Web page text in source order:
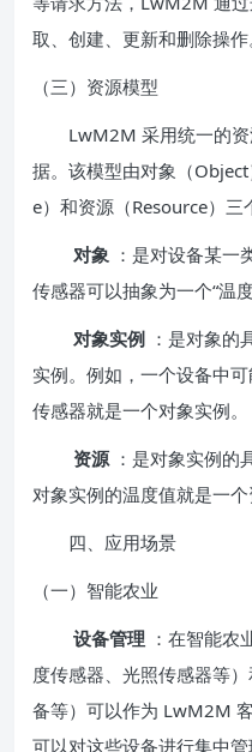
取、创建、更新和删除操作
（三）资源模型
LwM2M 采用统一的资
据。该模型由对象（
e）和资源（Resource）三
对象 ：是对设备某一
传感器可以抽象为一个“温度
对象实例 ：是对象的
实例。例如，一个设备中
传感器就是一个对象实例。
资源 ：是对象实例的
对象实例的温度值就是一个
四、应用场景
（一）智能农业
设备管理 ：在智能农
度传感器、光照传感器等
备等）可以作为 LwM2M
可以对这些设备进行集中